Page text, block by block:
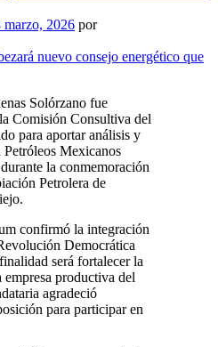
marzo, 2026 por
Solórzano fue
Comisión Consultiva del
para aportar análisis y
Petróleos Mexicanos
la conmemoración
Petrolera de
confirmó la integración
Democrática
será fortalecer la
empresa productiva del
agradeció
para participar en